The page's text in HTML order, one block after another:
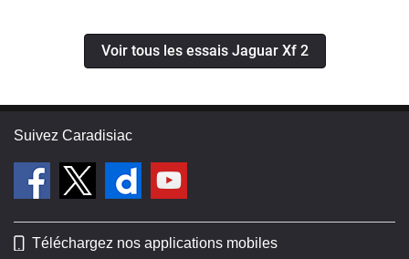
Voir tous les essais Jaguar Xf 2
Suivez Caradisiac
Téléchargez nos applications mobiles